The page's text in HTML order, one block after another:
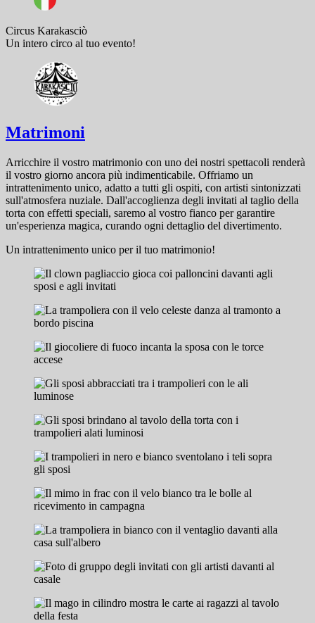
Circus Karakasciò
Un intero circo al tuo evento!
Matrimoni
Arricchire il vostro matrimonio con uno dei nostri spettacoli renderà
il vostro giorno ancora più indimenticabile. Offriamo un
intrattenimento unico, adatto a tutti gli ospiti, con artisti sintonizzati
sull'atmosfera nuziale. Dall'accoglienza degli invitati al taglio della
torta con effetti speciali, saremo al vostro fianco per garantire
un'esperienza magica, curando ogni dettaglio del divertimento.
Un intrattenimento unico per il tuo matrimonio!